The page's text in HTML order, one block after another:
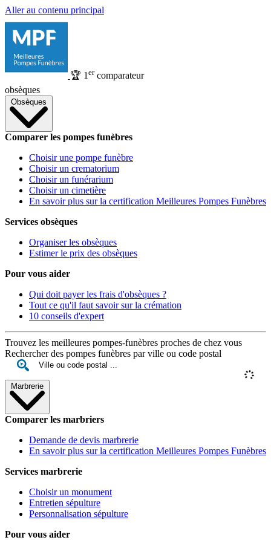
Aller au contenu principal
🏆 1 ercomparateur
obsèques
Obsèques
Comparer les pompes funèbres
Choisir une pompe funèbre
Choisir un crematorium
Choisir un funérarium
Choisir un cimetière
En savoir plus sur la certification Meilleures Pompes Funèbres
Services obsèques
Organiser les obsèques
Estimer le prix des obsèques
Pour vous aider
Qui doit payer les frais d'obsèques ?
Tout ce qu'il faut savoir sur la crémation
10 conseils d'expert
Trouvez les meilleures pompes-funèbres proches de chez vous
Rechercher des pompes funèbres par ville ou code postal
Marbrerie
Comparer les marbriers
Demande de devis marbrerie
En savoir plus sur la certification Meilleures Pompes Funèbres
Services marbrerie
Choisir un monument
Entretien sépulture
Personnalisation sépulture
Pour vous aider